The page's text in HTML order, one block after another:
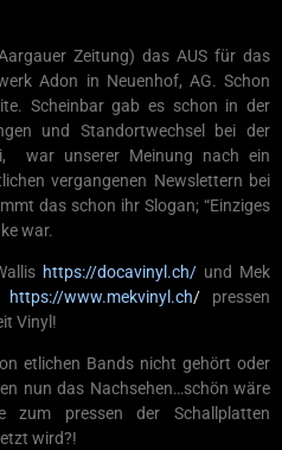
Zeitung) das AUS für das
Adon in Neuenhof, AG. Schon
Scheinbar gab es schon in der
und Standortwechsel bei der
war unserer Meinung nach ein
vergangenen Newslettern bei
das schon ihr Slogan; “Einziges
war.
https://docavinyl.ch/ und Mek
https://www.mekvinyl.ch/ pressen
Vinyl!
etlichen Bands nicht gehört oder
nun das Nachsehen…schön wäre
pressen der Schallplatten
wird?!